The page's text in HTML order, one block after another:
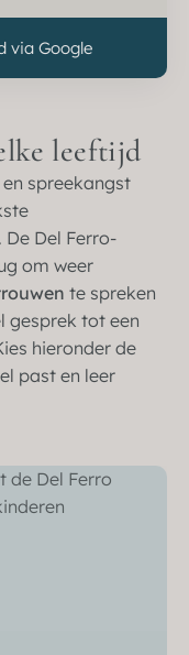
via Google
leeftijd
spreekangst
Del Ferro-
om weer
te spreken
gesprek tot een
hieronder de
past en leer